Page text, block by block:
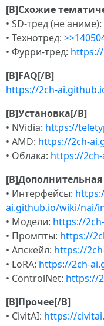
[B]Схожие
• SD-тред (не аниме):
• Технотред:
• Фурри-тред:
[B]FAQ[/B]
https://2ch-
[B]Установка[/B]
• NVidia: https://
• AMD: https://2ch-
• Облака: https://
• Интерфейсы:
ai.github.io/wiki/nai/
• Модели: https://
• Промпты: https://
• Апскейл: https://
• LoRA: https://2ch-
• ControlNet: https://
[B]Прочее[/B]
• CivitAI: https://